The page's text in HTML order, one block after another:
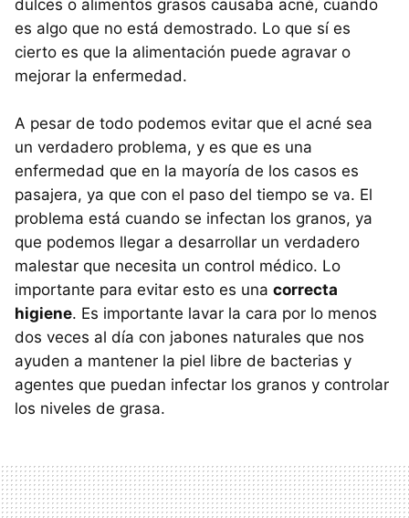
dulces o alimentos grasos causaba acné, cuando
es algo que no está demostrado. Lo que sí es
cierto es que la alimentación puede agravar o
mejorar la enfermedad.
A pesar de todo podemos evitar que el acné sea
un verdadero problema, y es que es una
enfermedad que en la mayoría de los casos es
pasajera, ya que con el paso del tiempo se va. El
problema está cuando se infectan los granos, ya
que podemos llegar a desarrollar un verdadero
malestar que necesita un control médico. Lo
importante para evitar esto es una correcta
higiene. Es importante lavar la cara por lo menos
dos veces al día con jabones naturales que nos
ayuden a mantener la piel libre de bacterias y
agentes que puedan infectar los granos y controlar
los niveles de grasa.